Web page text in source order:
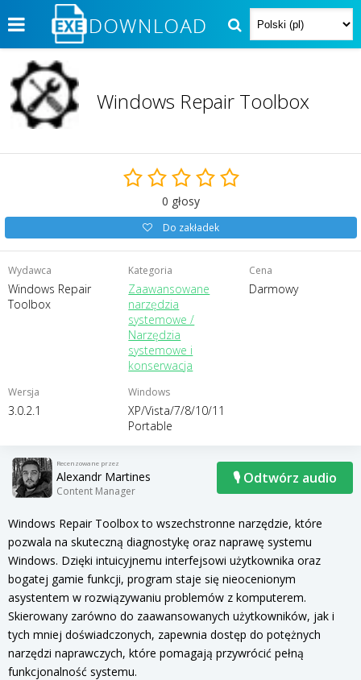
Windows Repair Toolbox
0 głosy
Do zakładek
Wydawca
Windows Repair
Toolbox
Kategoria
Zaawansowane
narzędzia
systemowe /
Narzędzia
systemowe i
konserwacja
Cena
Darmowy
Wersja
3.0.2.1
Windows
XP/Vista/7/8/10/11
Portable
🎙 Odtwórz audio
Recenzowane przez
Alexandr Martines
Content Manager
Windows Repair Toolbox to wszechstronne narzędzie, które
pozwala na skuteczną diagnostykę oraz naprawę systemu
Windows. Dzięki intuicyjnemu interfejsowi użytkownika oraz
bogatej gamie funkcji, program staje się nieocenionym
asystentem w rozwiązywaniu problemów z komputerem.
Skierowany zarówno do zaawansowanych użytkowników, jak i
tych mniej doświadczonych, zapewnia dostęp do potężnych
narzędzi naprawczych, które pomagają przywrócić pełną
funkcjonalność systemu.